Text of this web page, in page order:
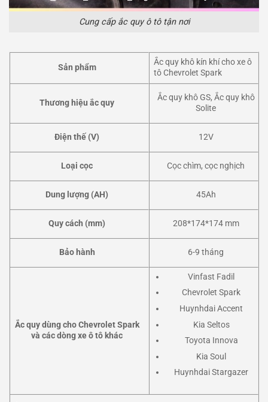
Cung cấp ắc quy ô tô tận nơi
Sản phẩm
Ắc quy khô kín khí cho xe ô
tô Chevrolet Spark
Thương hiệu ắc quy
Ắc quy khô GS, Ắc quy khô
Solite
Điện thế (V) 12V
Loại cọc Cọc chìm, cọc nghịch
Dung lượng (AH) 45Ah
Quy cách (mm) 208*174*174 mm
Bảo hành 6-9 tháng
Ắc quy dùng cho Chevrolet Spark
và các dòng xe ô tô khác
Vinfast Fadil
Chevrolet Spark
Huynhdai Accent
Kia Seltos
Toyota Innova
Kia Soul
Huynhdai Stargazer